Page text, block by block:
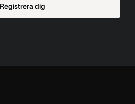
Registrera dig